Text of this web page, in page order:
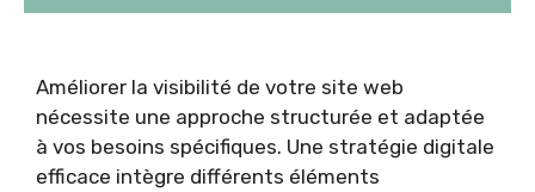
Améliorer la visibilité de votre site web
nécessite une approche structurée et adaptée
à vos besoins spécifiques. Une stratégie digitale
efficace intègre différents éléments